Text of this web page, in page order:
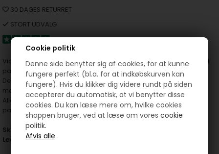
Cookie politik
Denne side benytter sig af cookies, for at kunne
fungere perfekt (bl.a. for at indkøbskurven kan
fungere). Hvis du klikker dig videre rundt på siden
accepterer du automatisk, at vi benytter disse
cookies. Du kan læse mere om, hvilke cookies
shoppen bruger, ved at læse om vorescookie
politik.
30 DAGES RETURRET
STORT UDVALG
Victoria patchworkstof - striber er et meget afstemt 100% bomuld
patchwork stof der er 110 cm bred.
Dette meget flotte patchwork stof med rosa bundfarve og striber
med små hjerter.
Alle de patchworkstoffer som hedder "Victoria patchworkstof"
passer sammen og er fra P & B Textilles.
Skriv i feltet "meter og cm" hvad du ønsker.
Leveres selvfølgelig i et stykke.